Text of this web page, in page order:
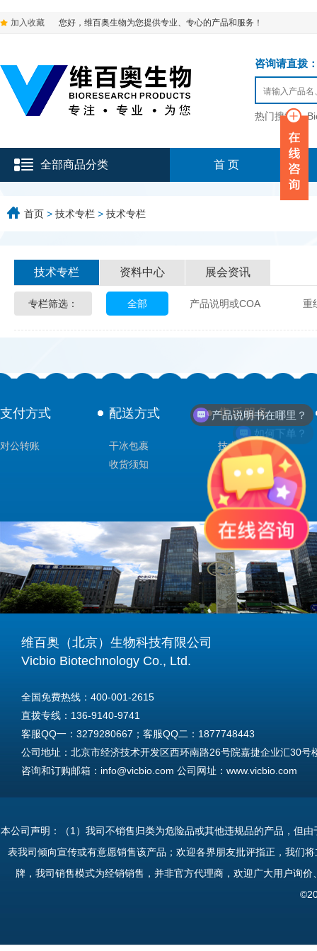
加入收藏 您好，维百奥生物为您提供专业、专心的产品和服务！
咨询请直拨
热门搜索：
全部商品分类 首 页
首页 > 技术专栏 > 技术专栏
技术专栏 资料中心 展会资讯
专栏筛选： 全部 产品说明或COA 重
支付方式
对公转账
配送方式
干冰包裹
收货须知
售后服务
技术支持
维百奥（北京）生物科技有限公司
Vicbio Biotechnology Co., Ltd.
全国免费热线：400-001-2615
直拨专线：136-9140-9741
客服QQ一：3279280667；客服QQ二：1877748443
公司地址：北京市经济技术开发区西环南路26号院嘉捷企业汇30号
咨询和订购邮箱：info@vicbio.com 公司网址：www.vicbio.com
Tel: +86-13691409741
Address: Room 603, Floor 6, Building 30A, No.26, Xihuannan
本公司声明：（1）我司不销售归类为危险品或其他违规品的产品，但
表我司倾向宣传或有意愿销售该产品；欢迎各界朋友批评指正，我们
牌，我司销售模式为经销销售，并非官方代理商，欢迎广大用户询
产品说明书在哪里？
如何下单？